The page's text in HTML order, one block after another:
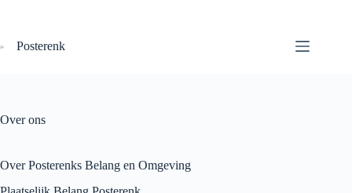
inhoudPosterenk
Over ons
Over Posterenks Belang en Omgeving